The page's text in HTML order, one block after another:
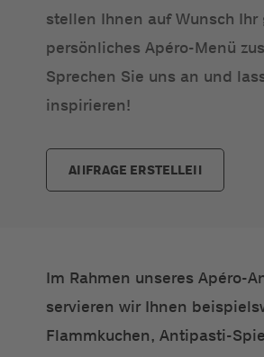
stellen Ihnen auf Wunsch Ihr
persönliches Apéro-Menü
Sprechen Sie uns an und
inspirieren!
ANFRAGE ERSTELLEN
Im Rahmen unseres Apéro-
servieren wir Ihnen
Flammkuchen, Antipasti-